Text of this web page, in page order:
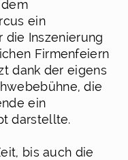
ein
die Inszenierung
Firmenfeiern
dank der eigens
die
ein
darstellte.
bis auch die